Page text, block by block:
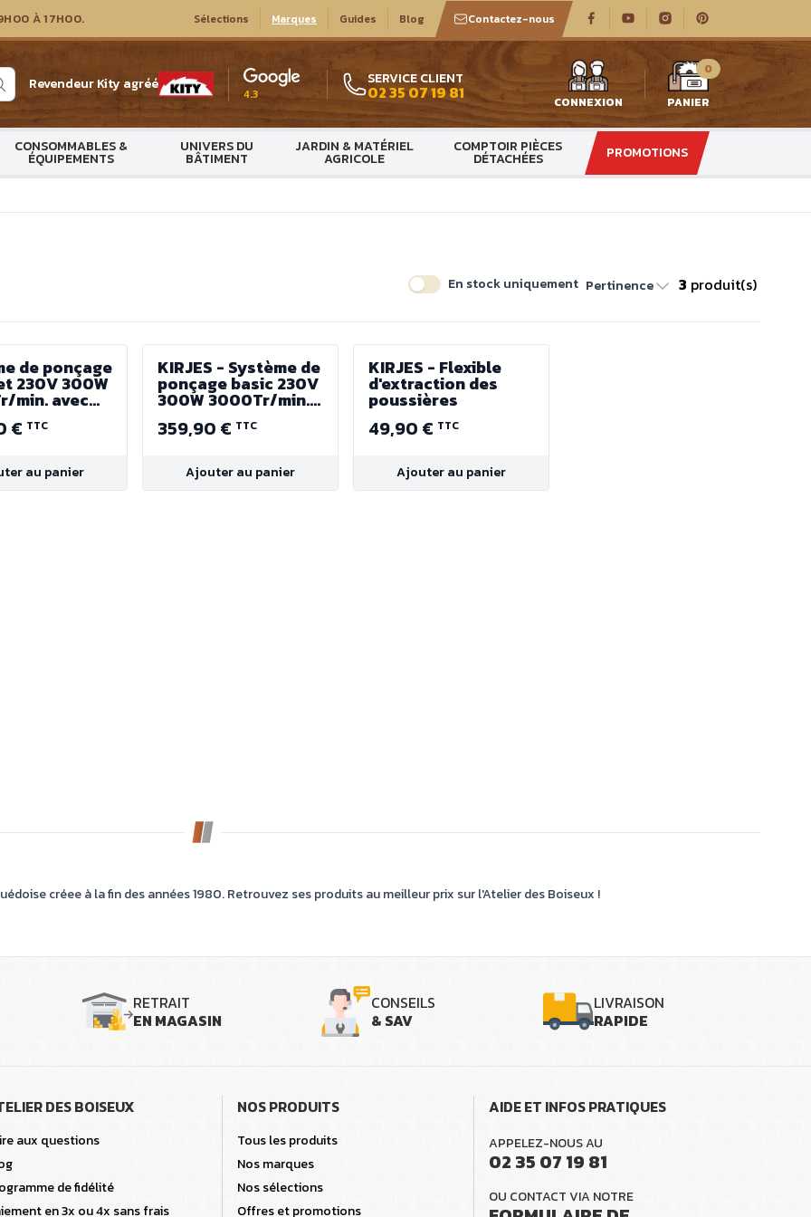
À 17H00. Sélections Marques Guides Blog Contactez-nous
Revendeur Kity agréé
4.3
SERVICE CLIENT
02 35 07 19 81 CONNEXION PANIER
0
CONSOMMABLES &
ÉQUIPEMENTS
UNIVERS DU
BÂTIMENT
JARDIN & MATÉRIEL
AGRICOLE
COMPTOIR PIÈCES
DÉTACHÉES PROMOTIONS
En stock uniquement Pertinence 3 produit(s)
de ponçage
230V 300W
min. avec
sortie
€ TTC
au panier
KIRJES - Système de
ponçage basic 230V
300W 3000Tr/min.
avec double sortie
d'arbre
359,90 € TTC
Ajouter au panier
KIRJES - Flexible
d'extraction des
poussières
49,90 € TTC
Ajouter au panier
créee à la fin des années 1980. Retrouvez ses produits au meilleur prix sur l'Atelier des Boiseux !
RETRAIT
EN MAGASIN
CONSEILS
& SAV
LIVRAISON
RAPIDE
DES BOISEUX
aux questions
de fidélité
en 3x ou 4x sans frais
NOS PRODUITS
Tous les produits
Nos marques
Nos sélections
Offres et promotions
AIDE ET INFOS PRATIQUES
APPELEZ-NOUS AU
02 35 07 19 81
OU CONTACT VIA NOTRE